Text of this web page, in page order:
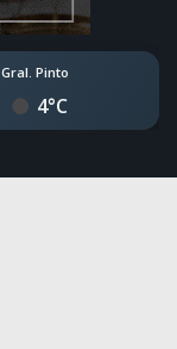
Gral. Pinto
4°C